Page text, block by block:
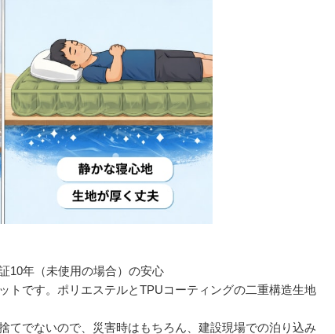
10年（未使用の場合）の安心
です。ポリエステルとTPUコーティングの二重構造生地
でないので、災害時はもちろん、建設現場での泊り込み